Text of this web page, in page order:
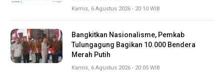
Kamis, 6 Agustus 2026 - 20:10 WIB
Bangkitkan Nasionalisme, Pemkab
Tulungagung Bagikan 10.000 Bendera
Merah Putih
Kamis, 6 Agustus 2026 - 20:05 WIB